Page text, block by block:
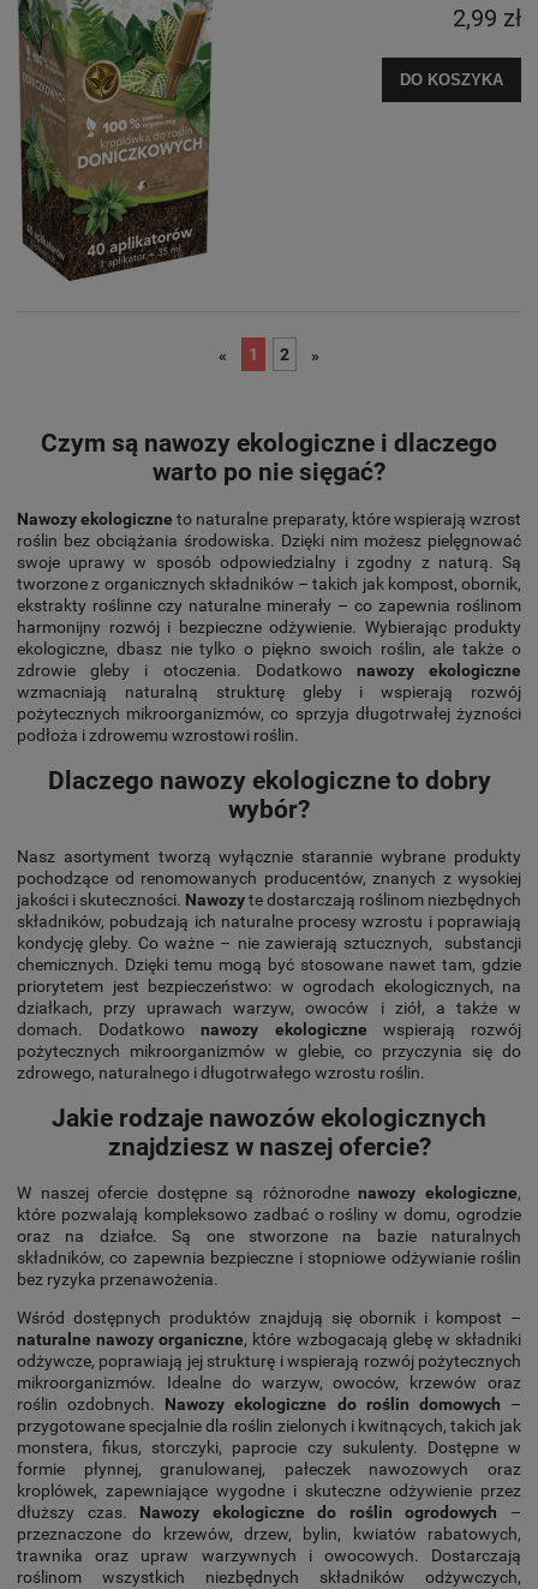
2,99 zł
DO KOSZYKA
« 1 2 »
Czym są nawozy ekologiczne i dlaczego
warto po nie sięgać?
Nawozy ekologiczne to naturalne preparaty, które wspierają wzrost
roślin bez obciążania środowiska. Dzięki nim możesz pielęgnować
swoje uprawy w sposób odpowiedzialny i zgodny z naturą. Są
tworzone z organicznych składników – takich jak kompost, obornik,
ekstrakty roślinne czy naturalne minerały – co zapewnia roślinom
harmonijny rozwój i bezpieczne odżywienie. Wybierając produkty
ekologiczne, dbasz nie tylko o piękno swoich roślin, ale także o
zdrowie gleby i otoczenia. Dodatkowo nawozy ekologiczne
wzmacniają naturalną strukturę gleby i wspierają rozwój
pożytecznych mikroorganizmów, co sprzyja długotrwałej żyzności
podłoża i zdrowemu wzrostowi roślin.
Dlaczego nawozy ekologiczne to dobry
wybór?
Nasz asortyment tworzą wyłącznie starannie wybrane produkty
pochodzące od renomowanych producentów, znanych z wysokiej
jakości i skuteczności. Nawozyte dostarczają roślinom niezbędnych
składników, pobudzają ich naturalne procesy wzrostu i poprawiają
kondycję gleby. Co ważne – nie zawierają sztucznych, substancji
chemicznych. Dzięki temu mogą być stosowane nawet tam, gdzie
priorytetem jest bezpieczeństwo: w ogrodach ekologicznych, na
działkach, przy uprawach warzyw, owoców i ziół, a także w
domach. Dodatkowonawozy ekologiczne wspierają rozwój
pożytecznych mikroorganizmów w glebie, co przyczynia się do
zdrowego, naturalnego i długotrwałego wzrostu roślin.
Jakie rodzaje nawozów ekologicznych
znajdziesz w naszej ofercie?
W naszej ofercie dostępne są różnorodnenawozy ekologiczne,
które pozwalają kompleksowo zadbać o rośliny w domu, ogrodzie
oraz na działce. Są one stworzone na bazie naturalnych
składników, co zapewnia bezpieczne i stopniowe odżywianie roślin
bez ryzyka przenawożenia.
Wśród dostępnych produktów znajdują się obornik i kompost –
naturalne nawozy organiczne, które wzbogacają glebę w składniki
odżywcze, poprawiają jej strukturę i wspierają rozwój pożytecznych
mikroorganizmów. Idealne do warzyw, owoców, krzewów oraz
roślin ozdobnych. Nawozy ekologiczne do roślin domowych –
przygotowane specjalnie dla roślin zielonych i kwitnących, takich jak
monstera, fikus, storczyki, paprocie czy sukulenty. Dostępne w
formie płynnej, granulowanej, pałeczek nawozowych oraz
kroplówek, zapewniające wygodne i skuteczne odżywienie przez
dłuższy czas. Nawozy ekologiczne do roślin ogrodowych –
przeznaczone do krzewów, drzew, bylin, kwiatów rabatowych,
trawnika oraz upraw warzywnych i owocowych. Dostarczają
roślinom wszystkich niezbędnych składników odżywczych,